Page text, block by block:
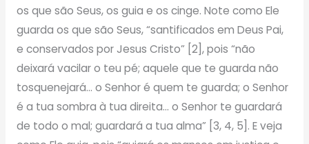
os que são Seus, os guia e os cinge. Note como Ele
guarda os que são Seus, “santificados em Deus Pai,
e conservados por Jesus Cristo” [2], pois “não
deixará vacilar o teu pé; aquele que te guarda não
tosquenejará… o Senhor é quem te guarda; o Senhor
é a tua sombra à tua direita… o Senhor te guardará
de todo o mal; guardará a tua alma” [3, 4, 5]. E veja